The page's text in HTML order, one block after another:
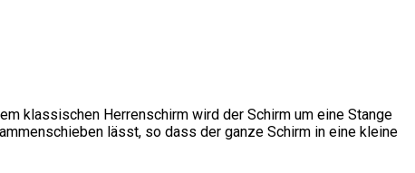
klassischen Herrenschirm wird der Schirm um eine Stange
lässt, so dass der ganze Schirm in eine kleine